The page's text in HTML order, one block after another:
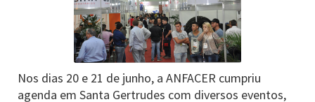
Nos dias 20 e 21 de junho, a ANFACER cumpriu
agenda em Santa Gertrudes com diversos eventos,